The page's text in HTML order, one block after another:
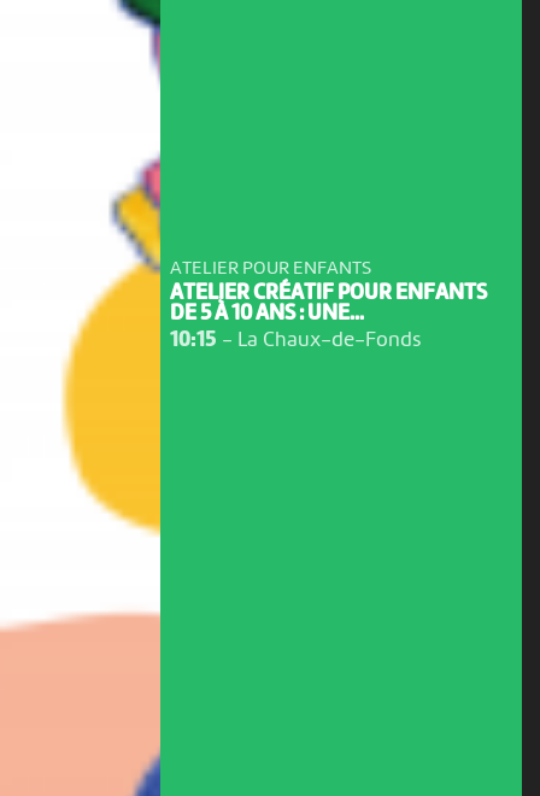
ATELIER POUR ENFANTS
ATELIER CRÉATIF POUR ENFANTS
DE 5 À 10 ANS : UNE...
10:15 - La Chaux-de-Fonds